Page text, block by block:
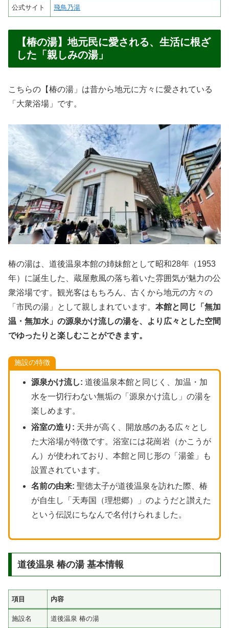
公式サイト 飛鳥乃湯
【椿の湯】地元民に愛される、生活に根ざ
した「親しみの湯」
こちらの【椿の湯」は昔から地元に方々に愛されている
「大衆浴場」です。
椿の湯は、道後温泉本館の姉妹館として昭和28年（1953
年）に誕生した、蔵屋敷風の落ち着いた雰囲気が魅力の公
衆浴場です。観光客はもちろん、古くから地元の方々の
「市民の湯」として親しまれています。 本館と同じ「無加
温・無加水」の源泉かけ流しの湯を、より広々とした空間
でゆったりと楽しむことができます。
施設の特徴
源泉かけ流し: 道後温泉本館と同じく、加温・加
水を一切行わない無垢の「源泉かけ流し」の湯を
楽しめます。
浴室の造り: 天井が高く、開放感のある広々とし
た大浴場が特徴です。浴室には花崗岩（かこうが
ん）が使われており、本館と同じ形の「湯釜」も
設置されています。
名前の由来: 聖徳太子が道後温泉を訪れた際、椿
が自生し「天寿国（理想郷）」のようだと讃えた
という伝説にちなんで名付けられました。
道後温泉 椿の湯 基本情報
項目 内容
施設名 道後温泉 椿の湯